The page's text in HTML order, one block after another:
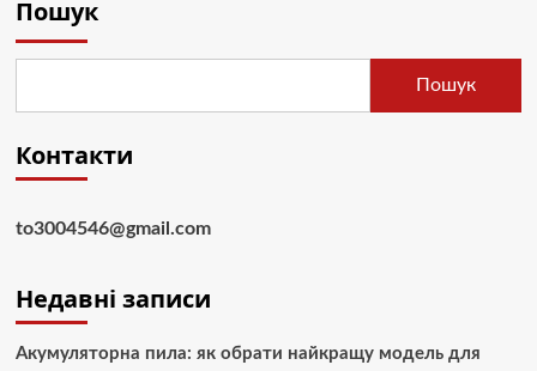
Пошук
Пошук
Контакти
to3004546@gmail.com
Недавні записи
Акумуляторна пила: як обрати найкращу модель для